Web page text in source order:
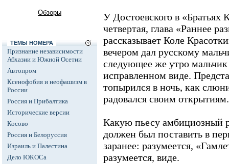
Обзоры
ТЕМЫ НОМЕРА
Признание независимости
Абхазии и Южной Осетии
Автопром
Ксенофобия и неофашизм в
России
Россия и Прибалтика
Исторические версии
Косово
Россия и Белоруссия
Израиль и Палестина
Дело ЮКОСа
У Достоевского в «Братьях
четвертая, глава «Раннее
рассказывает Коле
вечером дал русскому
следующее же утро мальчик
исправленном виде.
топырился в ночь, как
радовался своим
Какую пьесу амбициозный
должен был поставить в
заранее: разумеется,
разумеется, виде.